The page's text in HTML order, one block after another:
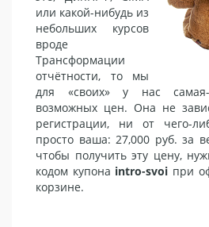
или какой-нибудь из
небольших курсов
вроде
Трансформации
отчётности, то мы
для «своих» у нас
возможных цен. Она не
регистрации, ни от чего-
просто ваша: 27,000 руб. за
чтобы получить эту цену,
кодом купона intro-svoi при
корзине.